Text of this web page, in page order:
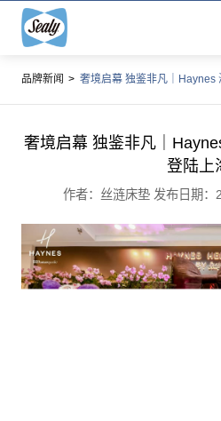
品牌新闻 > 奢境启幕 独鉴非凡｜Haynes
奢境启幕 独鉴非凡｜
登陆上
作者：丝涟床垫 发布日期